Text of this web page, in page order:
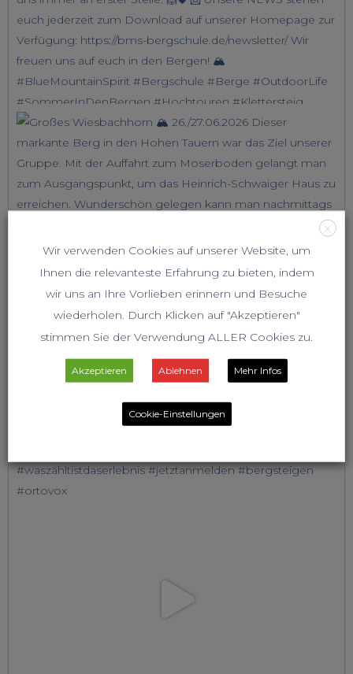
X
Wir verwenden Cookies auf unserer Website, um
Ihnen die relevanteste Erfahrung zu bieten, indem
wir uns an Ihre Vorlieben erinnern und Besuche
wiederholen. Durch Klicken auf "Akzeptieren"
stimmen Sie der Verwendung ALLER Cookies zu.
Akzeptieren Ablehnen Mehr Infos
Cookie-Einstellungen